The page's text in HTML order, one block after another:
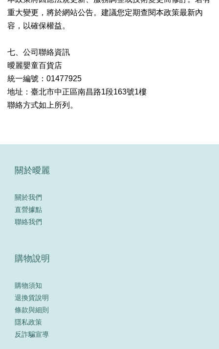
重大變更，將於網站公告。建議您定期查閱本政策最新內
容，以確保權益。
七、公司聯絡資訊
曖麗嬰童百貨店
統一編號：01477925
地址：臺北市中正區南昌路1段163號1樓
聯絡方式如上所列。
關於曖麗
關於我們
直營據點
聯絡我們
購物說明
購物須知
退換貨說明
條款與細則
隱私政策
反詐騙宣導